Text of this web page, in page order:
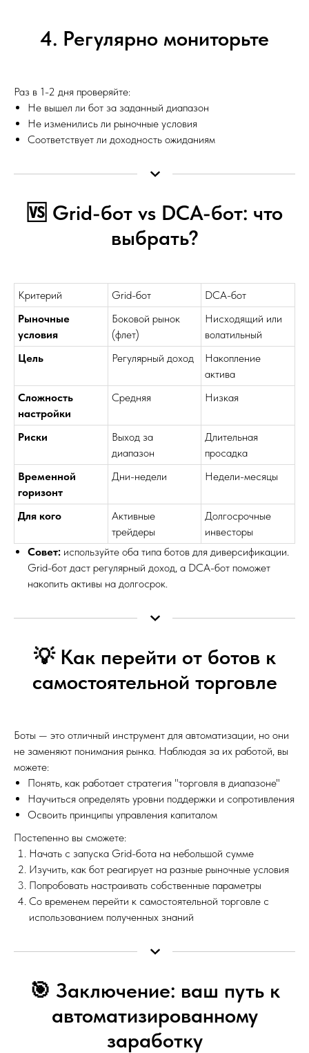
4. Регулярно мониторьте
Раз в 1-2 дня проверяйте:
Не вышел ли бот за заданный диапазон
Не изменились ли рыночные условия
Соответствует ли доходность ожиданиям
🆚 Grid-бот vs DCA-бот: что
выбрать?
Критерий Grid-бот
DCA-бот
Рыночные
условия
Боковой рынок
(флет)
Нисходящий или
волатильный
Цель
Регулярный доход
Накопление
актива
Сложность
настройки
Средняя Низкая
Риски
Выход за
диапазон
Длительная
просадка
Временной
горизонт
Дни-недели Недели-месяцы
Для кого
Активные
трейдеры
Долгосрочные
инвесторы
Совет: используйте оба типа ботов для диверсификации.
Grid-бот даст регулярный доход, а DCA-бот поможет
накопить активы на долгосрок.
💡 Как перейти от ботов к
самостоятельной торговле
Боты — это отличный инструмент для автоматизации, но они
не заменяют понимания рынка. Наблюдая за их работой, вы
можете:
Понять, как работает стратегия "торговля в диапазоне"
Научиться определять уровни поддержки и сопротивления
Освоить принципы управления капиталом
Постепенно вы сможете:
Начать с запуска Grid-бота на небольшой сумме
Изучить, как бот реагирует на разные рыночные условия
Попробовать настраивать собственные параметры
Со временем перейти к самостоятельной торговле с
использованием полученных знаний
🎯 Заключение: ваш путь к
автоматизированному
заработку